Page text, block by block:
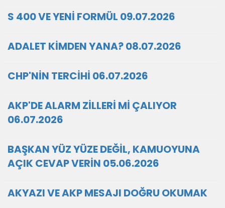
S 400 VE YENİ FORMÜL 09.07.2026
ADALET KİMDEN YANA? 08.07.2026
CHP'NİN TERCİHİ 06.07.2026
AKP'DE ALARM ZİLLERİ Mİ ÇALIYOR
06.07.2026
BAŞKAN YÜZ YÜZE DEĞİL, KAMUOYUNA
AÇIK CEVAP VERİN 05.06.2026
AKYAZI VE AKP MESAJI DOĞRU OKUMAK